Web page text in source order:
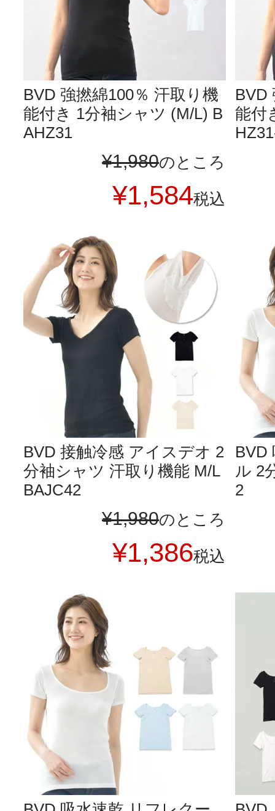
BVD 強撚綿100％ 汗取り機
能付き 1分袖シャツ (M/L) B
AHZ31
¥1,980のところ
¥1,584税込
BVD
能付
BVD 接触冷感 アイスデオ 2
分袖シャツ 汗取り機能 M/L
BAJC42
¥1,980のところ
¥1,386税込
BVD
ル 2
2